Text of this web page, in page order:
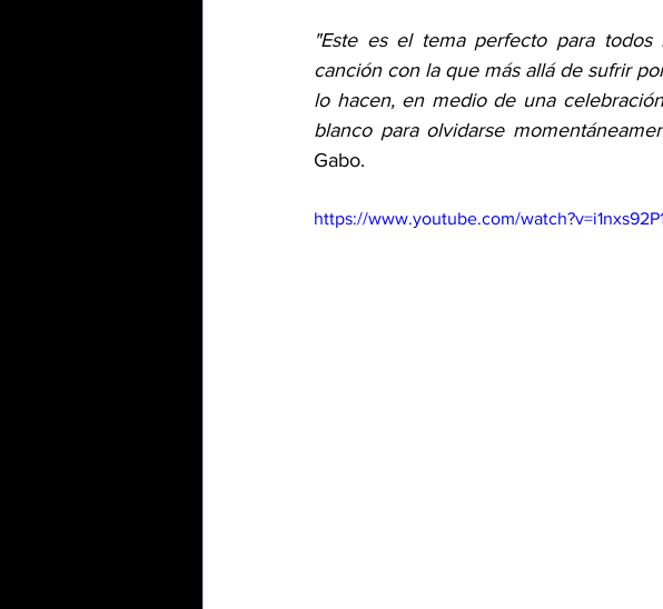
"Este es el tema perfecto para
canción con la que más allá de sufrir
lo hacen, en medio de una
blanco para olvidarse
Gabo.
https://www.youtube.com/